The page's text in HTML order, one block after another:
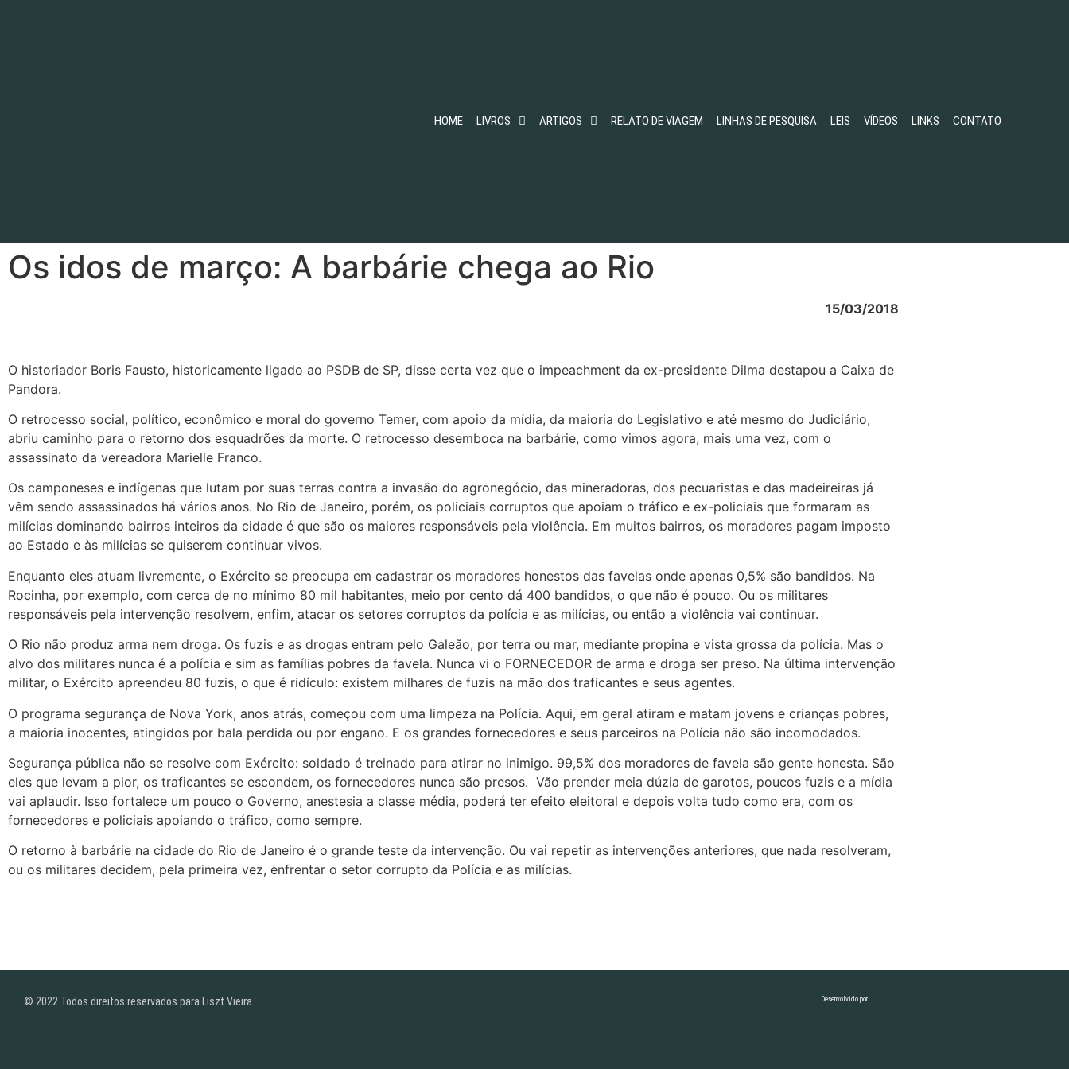
HOME LIVROS ARTIGOS RELATO DE VIAGEM LINHAS DE PESQUISA LEIS VÍDEOS LINKS CONTATO
Os idos de março: A barbárie chega ao Rio
15/03/2018
O historiador Boris Fausto, historicamente ligado ao PSDB de SP, disse certa vez que o impeachment da ex-presidente Dilma destapou a Caixa de
Pandora.
O retrocesso social, político, econômico e moral do governo Temer, com apoio da mídia, da maioria do Legislativo e até mesmo do Judiciário,
abriu caminho para o retorno dos esquadrões da morte. O retrocesso desemboca na barbárie, como vimos agora, mais uma vez, com o
assassinato da vereadora Marielle Franco.
Os camponeses e indígenas que lutam por suas terras contra a invasão do agronegócio, das mineradoras, dos pecuaristas e das madeireiras já
vêm sendo assassinados há vários anos. No Rio de Janeiro, porém, os policiais corruptos que apoiam o tráfico e ex-policiais que formaram as
milícias dominando bairros inteiros da cidade é que são os maiores responsáveis pela violência. Em muitos bairros, os moradores pagam imposto
ao Estado e às milícias se quiserem continuar vivos.
Enquanto eles atuam livremente, o Exército se preocupa em cadastrar os moradores honestos das favelas onde apenas 0,5% são bandidos. Na
Rocinha, por exemplo, com cerca de no mínimo 80 mil habitantes, meio por cento dá 400 bandidos, o que não é pouco. Ou os militares
responsáveis pela intervenção resolvem, enfim, atacar os setores corruptos da polícia e as milícias, ou então a violência vai continuar.
O Rio não produz arma nem droga. Os fuzis e as drogas entram pelo Galeão, por terra ou mar, mediante propina e vista grossa da polícia. Mas o
alvo dos militares nunca é a polícia e sim as famílias pobres da favela. Nunca vi o FORNECEDOR de arma e droga ser preso. Na última intervenção
militar, o Exército apreendeu 80 fuzis, o que é ridículo: existem milhares de fuzis na mão dos traficantes e seus agentes.
O programa segurança de Nova York, anos atrás, começou com uma limpeza na Polícia. Aqui, em geral atiram e matam jovens e crianças pobres,
a maioria inocentes, atingidos por bala perdida ou por engano. E os grandes fornecedores e seus parceiros na Polícia não são incomodados.
Segurança pública não se resolve com Exército: soldado é treinado para atirar no inimigo. 99,5% dos moradores de favela são gente honesta. São
eles que levam a pior, os traficantes se escondem, os fornecedores nunca são presos. Vão prender meia dúzia de garotos, poucos fuzis e a mídia
vai aplaudir. Isso fortalece um pouco o Governo, anestesia a classe média, poderá ter efeito eleitoral e depois volta tudo como era, com os
fornecedores e policiais apoiando o tráfico, como sempre.
O retorno à barbárie na cidade do Rio de Janeiro é o grande teste da intervenção. Ou vai repetir as intervenções anteriores, que nada resolveram,
ou os militares decidem, pela primeira vez, enfrentar o setor corrupto da Polícia e as milícias.
© 2022 Todos direitos reservados para Liszt Vieira. Desenvolvido por